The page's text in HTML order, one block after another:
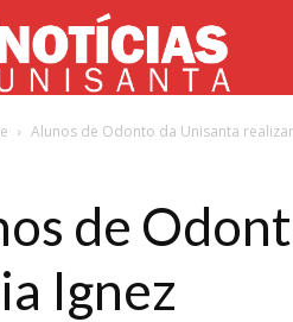
Alunos de Odonto da Unisanta
de
Ignez